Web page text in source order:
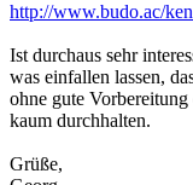
http://www.budo.ac/
Ist durchaus sehr
was einfallen lassen,
ohne gute
kaum durchhalten.
Grüße,